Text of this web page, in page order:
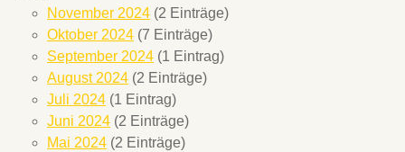
November 2024 (2 Einträge)
Oktober 2024 (7 Einträge)
September 2024 (1 Eintrag)
August 2024 (2 Einträge)
Juli 2024 (1 Eintrag)
Juni 2024 (2 Einträge)
Mai 2024 (2 Einträge)